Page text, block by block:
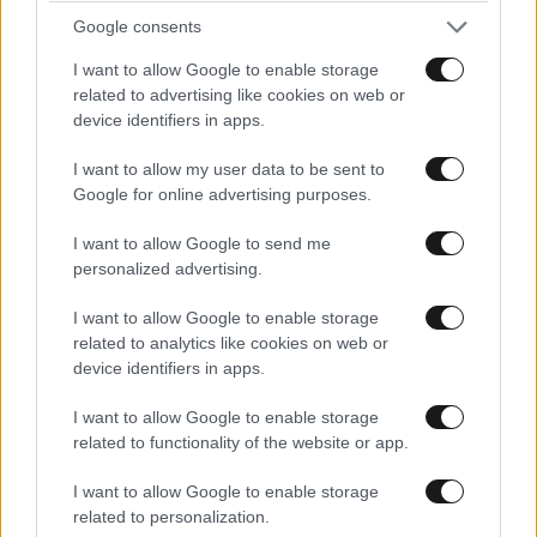
Google consents
I want to allow Google to enable storage
related to advertising like cookies on web or
device identifiers in apps.
I want to allow my user data to be sent to
Google for online advertising purposes.
I want to allow Google to send me
personalized advertising.
I want to allow Google to enable storage
related to analytics like cookies on web or
device identifiers in apps.
I want to allow Google to enable storage
related to functionality of the website or app.
I want to allow Google to enable storage
related to personalization.
γραικος
εσείς ειδικά από προβοκάτσια....την έχετε κάνει
τέχνη..... άντε...να πάρετε πόδι....
Chris M. 15·06·2012 17:04
Ναι καλά...βαράτε με κι ας κλαίω, σε εσάς ταιριάζει
αυτό Γλαζοπράσινα ...
epibitoras 15·06·2012 15:48